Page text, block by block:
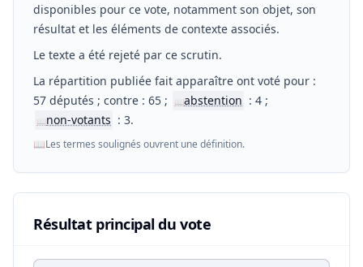
disponibles pour ce vote, notamment son objet, son
résultat et les éléments de contexte associés.
Le texte a été rejeté par ce scrutin.
La répartition publiée fait apparaître ont voté pour :
57 députés ; contre : 65 ;
📖abstention : 4 ;
📖non-votants : 3.
📖Les termes soulignés ouvrent une définition.
Résultat principal du vote